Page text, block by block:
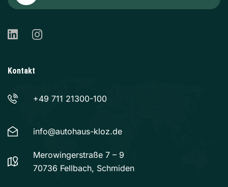
Kontakt
+49 711 21300-100
info@autohaus-kloz.de
Merowingerstraße 7 – 9
70736 Fellbach, Schmiden